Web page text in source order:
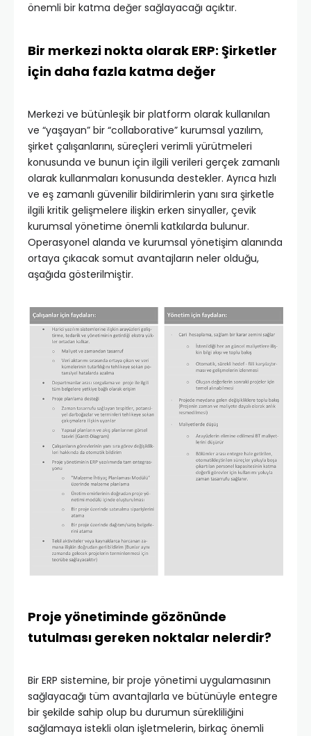
önemli bir katma değer sağlayacağı açıktır.
Bir merkezi nokta olarak ERP: Şirketler
için daha fazla katma değer
Merkezi ve bütünleşik bir platform olarak kullanılan
ve “yaşayan” bir “collaborative” kurumsal yazılım,
şirket çalışanlarını, süreçleri verimli yürütmeleri
konusunda ve bunun için ilgili verileri gerçek zamanlı
olarak kullanmaları konusunda destekler. Ayrıca hızlı
ve eş zamanlı güvenilir bildirimlerin yanı sıra şirketle
ilgili kritik gelişmelere ilişkin erken sinyaller, çevik
kurumsal yönetime önemli katkılarda bulunur.
Operasyonel alanda ve kurumsal yönetişim alanında
ortaya çıkacak somut avantajların neler olduğu,
aşağıda gösterilmiştir.
Proje yönetiminde gözönünde
tutulması gereken noktalar nelerdir?
Bir ERP sistemine, bir proje yönetimi uygulamasının
sağlayacağı tüm avantajlarla ve bütünüyle entegre
bir şekilde sahip olup bu durumun sürekliliğini
sağlamaya istekli olan işletmelerin, birkaç önemli